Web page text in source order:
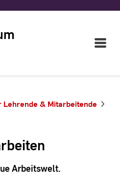
Open
Main
(LLZ)
Lehrende & Mitarbeitende
Arbeitswelt.